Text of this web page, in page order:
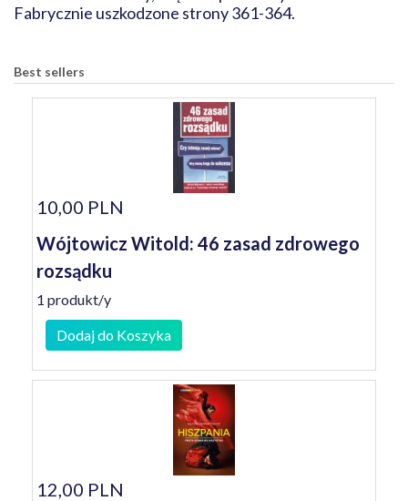
Fabrycznie uszkodzone strony 361-364.
Best sellers
10,00 PLN
Wójtowicz Witold: 46 zasad zdrowego
rozsądku
1 produkt/y
Dodaj do Koszyka
12,00 PLN